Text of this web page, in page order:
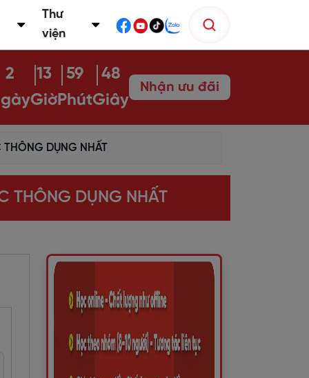
Thư
viện
2
13
Giờ
59
Phút
47
Giây
Nhận ưu đãi
THÔNG DỤNG NHẤT
THÔNG DỤNG NHẤT